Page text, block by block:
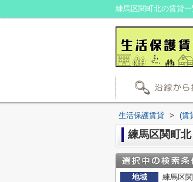
練馬区関町北の賃貸
生活保護賃貸 > (賃
練馬区関町
地域
練馬区